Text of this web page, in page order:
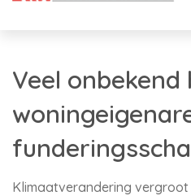
Veel onbekend
Klimaatverandering vergroot